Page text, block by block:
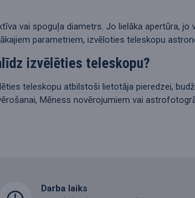
vai spoguļa diametrs. Jo lielāka apertūra,
parametriem, izvēloties teleskopu
izvēlēties teleskopu?
teleskopu atbilstoši lietotāja pieredzei,
Mēness novērojumiem vai
Darba laiks